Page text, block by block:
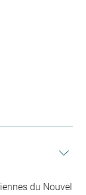
du Nouvel